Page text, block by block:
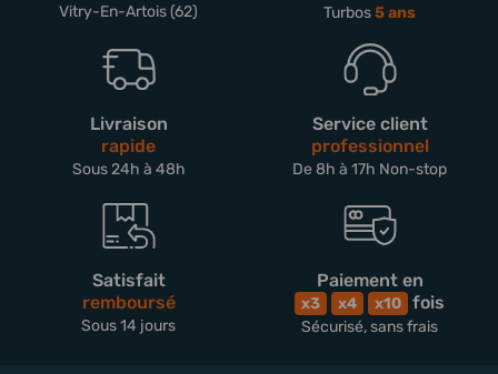
Vitry-En-Artois (62)
Turbos5 ans
Livraison
rapide
Sous 24h à 48h
Service client
professionnel
De 8h à 17h Non-stop
Satisfait
remboursé
Sous 14 jours
Paiement en
x3 x4 x10 fois
Sécurisé, sans frais